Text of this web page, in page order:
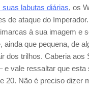
labutas diárias, os
de ataque do
à sua imagem e
ainda que pequena, de
dos trilhos. Caberia aos
e vale ressaltar que esta
20. Não é preciso dizer